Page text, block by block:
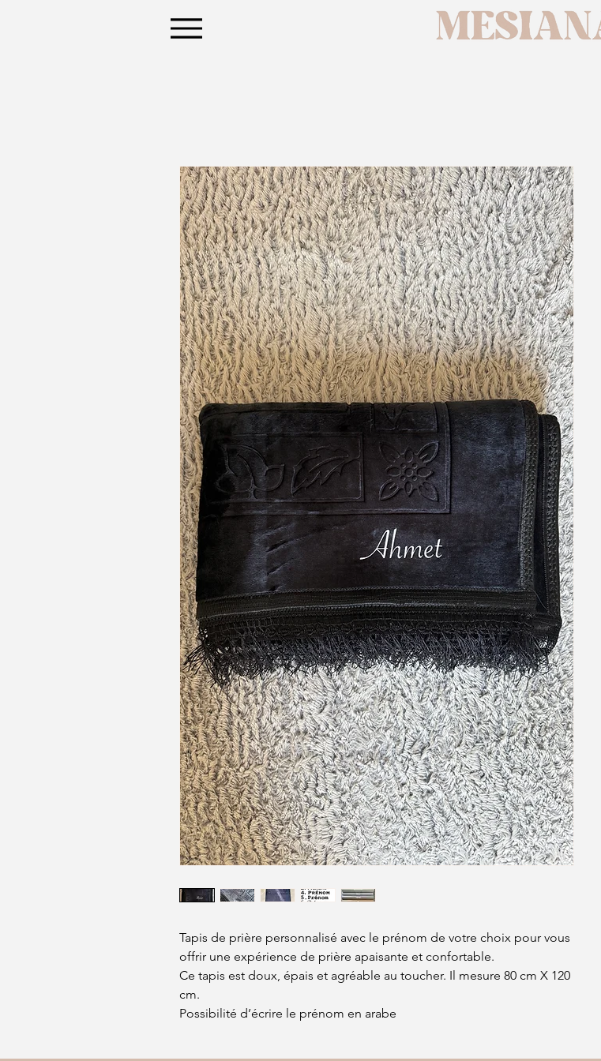
Tapis de prière personnalisé avec le prénom de votre choix pour vous
offrir une expérience de prière apaisante et confortable.
Ce tapis est doux, épais et agréable au toucher. Il mesure 80 cm X 120
cm.
Possibilité d’écrire le prénom en arabe